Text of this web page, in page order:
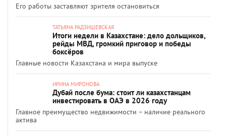
Его работы заставляют зрителя остановиться
ТАТЬЯНА РАДЗИШЕВСКАЯ
Итоги недели в Казахстане: дело дольщиков,
рейды МВД, громкий приговор и победы
боксёров
Главные новости Казахстана и мира выпуске
ИРИНА МИРОНОВА
Дубай после бума: стоит ли казахстанцам
инвестировать в ОАЭ в 2026 году
Главное преимущество недвижимости – наличие реального
актива